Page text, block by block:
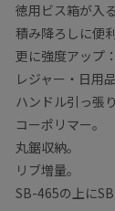
徳用ビス箱が入
積み降ろしに便
更に強度アップ
レジャー・日用
ハンドル引っ張
コーポリマー。
丸鋸収納。
リブ増量。
SB-465の上に